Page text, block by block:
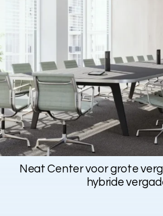
Neat Center voor grote
hybride